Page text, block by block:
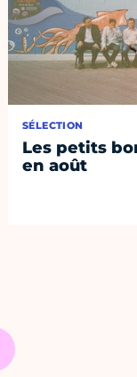
SÉLECTION
Les petits
en août